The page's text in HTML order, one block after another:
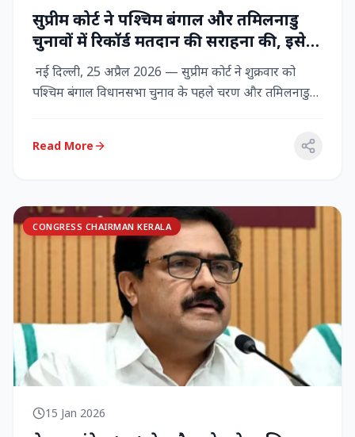
सुप्रीम कोर्ट ने पश्चिम बंगाल और तमिलनाडु
चुनावों में रिकॉर्ड मतदान की सराहना की, इसे
नागरिक शक्ति का प्रदर्शन बताया
नई दिल्ली, 25 अप्रैल 2026 — सुप्रीम कोर्ट ने शुक्रवार को
पश्चिम बंगाल विधानसभा चुनाव के पहले चरण और तमिलनाडु
Read More
CONGRESS CHAIRMAN KERALA
15 Jan 2026